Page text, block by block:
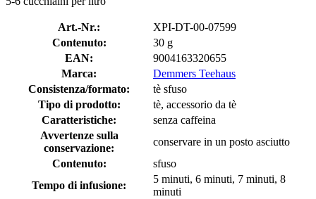
Art.-Nr.:
XPI-DT-00-07599
Contenuto:
30 g
EAN:
9004163320655
Marca:
Demmers Teehaus
Consistenza/formato:
tè sfuso
Tipo di prodotto:
tè, accessorio da tè
Caratteristiche:
senza caffeina
Avvertenze sulla
conservazione:
conservare in un posto asciutto
Contenuto:
sfuso
Tempo di infusione:
5 minuti, 6 minuti, 7 minuti, 8
minuti